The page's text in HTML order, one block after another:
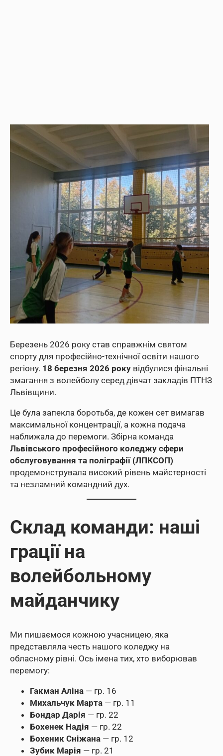
Березень 2026 року став справжнім святом
спорту для професійно-технічної освіти нашого
регіону. 18 березня 2026 року відбулися фінальні
змагання з волейболу серед дівчат закладів ПТНЗ
Львівщини.
Це була запекла боротьба, де кожен сет вимагав
максимальної концентрації, а кожна подача
наближала до перемоги. Збірна команда
Львівського професійного коледжу сфери
обслуговування та поліграфії (ЛПКСОП)
продемонструвала високий рівень майстерності
та незламний командний дух.
Склад команди: наші
грації на
волейбольному
майданчику
Ми пишаємося кожною учасницею, яка
представляла честь нашого коледжу на
обласному рівні. Ось імена тих, хто виборював
перемогу:
Гакман Аліна — гр. 16
Михальчук Марта — гр. 11
Бондар Дарія — гр. 22
Бохенек Надія — гр. 22
Бохеник Сніжана — гр. 12
Зубик Марія — гр. 21